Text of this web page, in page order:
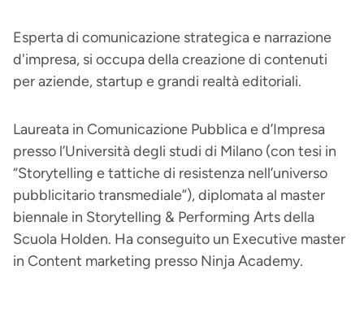
Esperta di comunicazione strategica e narrazione
d'impresa, si occupa della creazione di contenuti
per aziende, startup e grandi realtà editoriali.
Laureata in Comunicazione Pubblica e d’Impresa
presso l’Università degli studi di Milano (con tesi in
“Storytelling e tattiche di resistenza nell’universo
pubblicitario transmediale”), diplomata al master
biennale in Storytelling & Performing Arts della
Scuola Holden. Ha conseguito un Executive master
in Content marketing presso Ninja Academy.